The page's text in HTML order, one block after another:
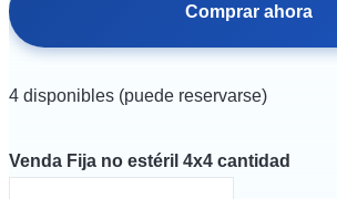
Comprar ahora
4 disponibles (puede reservarse)
Venda Fija no estéril 4x4 cantidad